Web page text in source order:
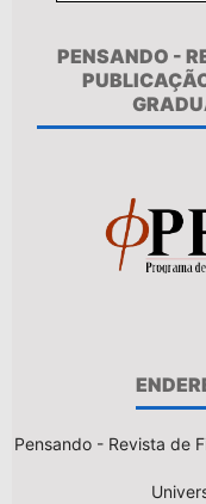
PENSANDO -
Pensando - Revista de